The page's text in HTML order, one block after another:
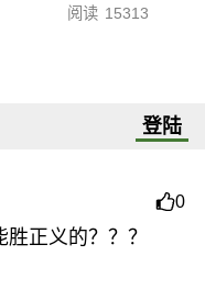
阅读 15313
登陆
0
正义的？？？